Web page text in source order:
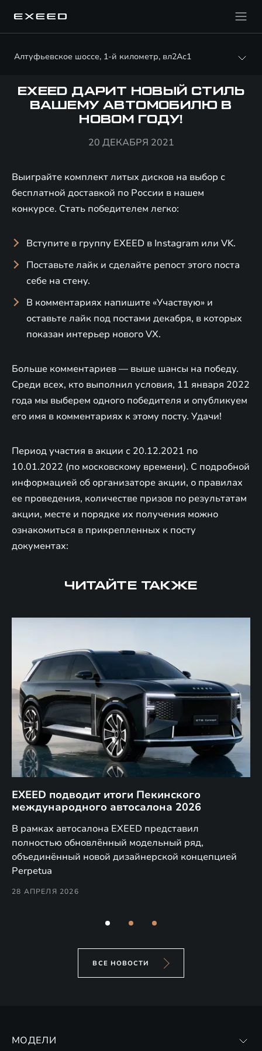
Алтуфьевское шоссе, 1-й километр, вл2Ас1
EXEED ДАРИТ НОВЫЙ СТИЛЬ
ВАШЕМУ АВТОМОБИЛЮ В
НОВОМ ГОДУ!
20 ДЕКАБРЯ 2021
Выиграйте комплект литых дисков на выбор с
бесплатной доставкой по России в нашем
конкурсе. Стать победителем легко:
Вступите в группу EXEED в Instagram или VK.
Поставьте лайк и сделайте репост этого поста
себе на стену.
В комментариях напишите «Участвую» и
оставьте лайк под постами декабря, в которых
показан интерьер нового VX.
Больше комментариев — выше шансы на победу.
Среди всех, кто выполнил условия, 11 января 2022
года мы выберем одного победителя и опубликуем
его имя в комментариях к этому посту. Удачи!
Период участия в акции с 20.12.2021 по
10.01.2022 (по московскому времени). С подробной
информацией об организаторе акции, о правилах
ее проведения, количестве призов по результатам
акции, месте и порядке их получения можно
ознакомиться в прикрепленных к посту
документах:
ЧИТАЙТЕ ТАКЖЕ
EXEED подводит итоги Пекинского
международного автосалона 2026
В рамках автосалона EXEED представил
полностью обновлённый модельный ряд,
объединённый новой дизайнерской концепцией
Perpetua
28 АПРЕЛЯ 2026
ВСЕ НОВОСТИ
МОДЕЛИ